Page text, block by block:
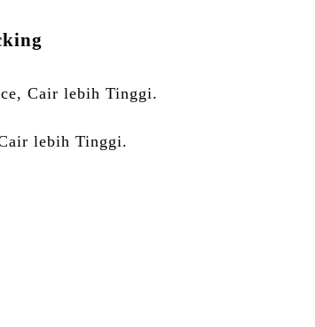
Cair lebih Tinggi.
lebih Tinggi.